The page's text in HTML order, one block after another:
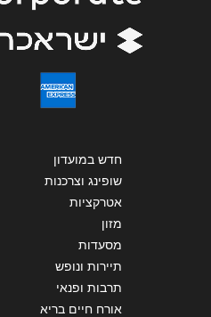
חדש במועדון
שופינג וצרכנות
אטרקציות
מזון
מסעדות
תיירות ונופש
תרבות ופנאי
אורח חיים בריא